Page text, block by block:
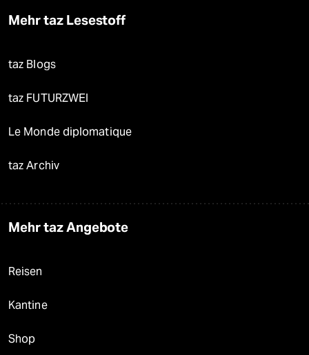
Mehr taz Lesestoff
taz Blogs
taz FUTURZWEI
Le Monde diplomatique
taz Archiv
Mehr taz Angebote
Reisen
Kantine
Shop